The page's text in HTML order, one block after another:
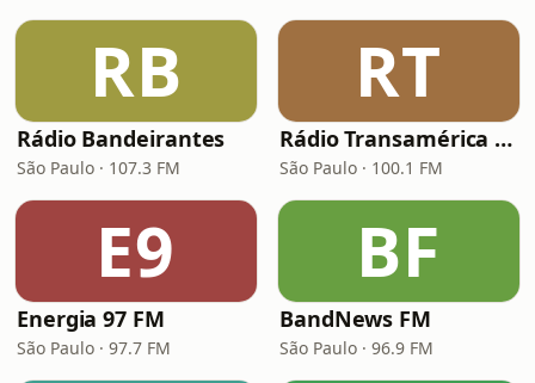
RB
Rádio Bandeirantes
São Paulo · 107.3 FM
RT
Rádio Transamérica (TMC)
São Paulo · 100.1 FM
E9
Energia 97 FM
São Paulo · 97.7 FM
BF
BandNews FM
São Paulo · 96.9 FM